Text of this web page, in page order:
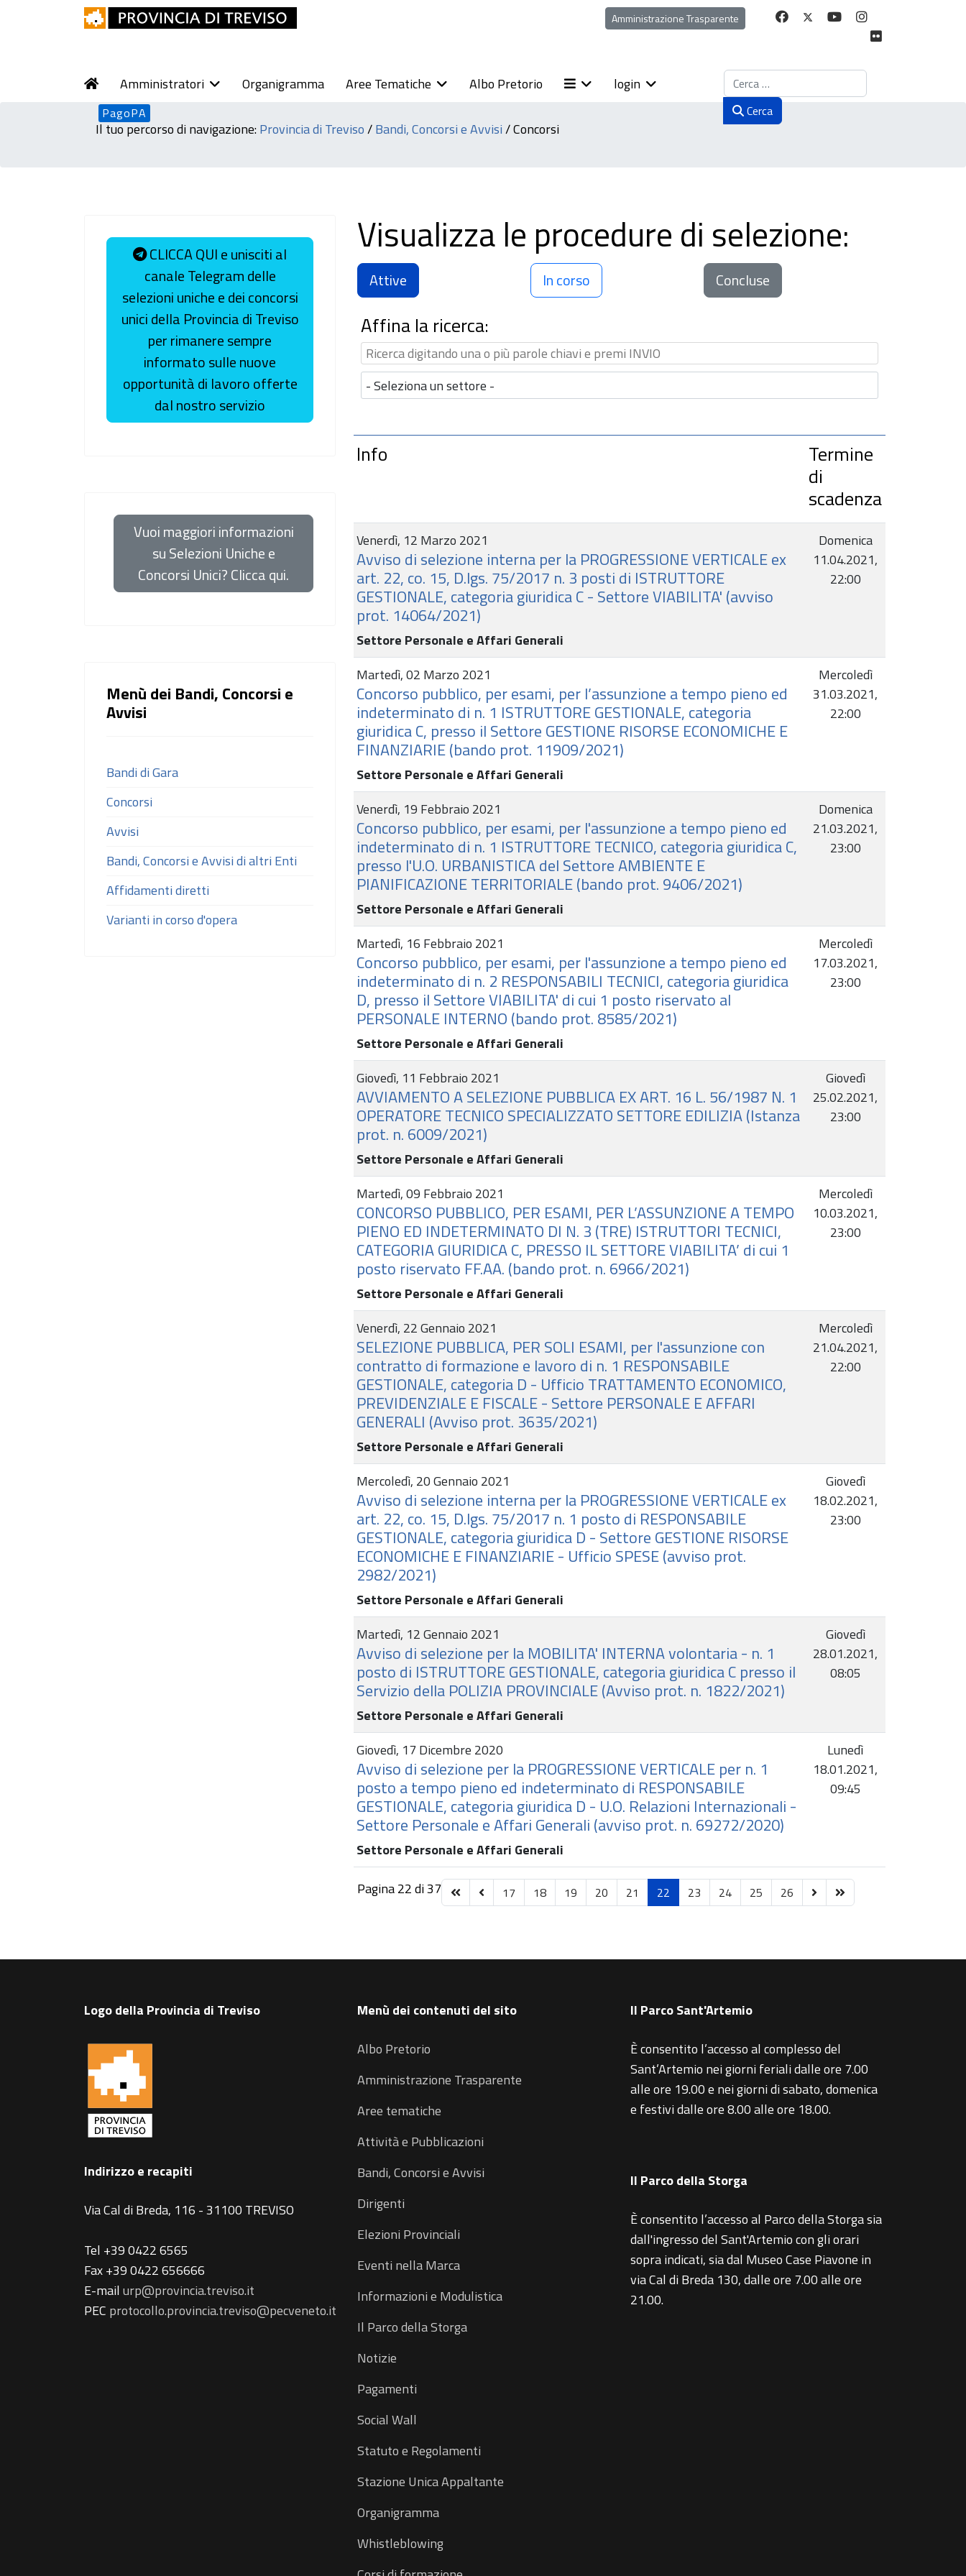
Amministrazione Trasparente
Amministratori Organigramma Aree Tematiche Albo Pretorio login
PagoPA
Cerca
Cerca
Il tuo percorso di navigazione:Provincia di Treviso/Bandi, Concorsi e Avvisi/Concorsi
CLICCA QUI e unisciti al
canale Telegram delle
selezioni uniche e dei concorsi
unici della Provincia di Treviso
per rimanere sempre
informato sulle nuove
opportunità di lavoro offerte
dal nostro servizio
Vuoi maggiori informazioni
su Selezioni Uniche e
Concorsi Unici? Clicca qui.
Menù dei Bandi, Concorsi e
Avvisi
Bandi di Gara
Concorsi
Avvisi
Bandi, Concorsi e Avvisi di altri Enti
Affidamenti diretti
Varianti in corso d'opera
Visualizza le procedure di selezione:
Attive In corso Concluse
Affina la ricerca:
Info Termine
di
scadenza
Venerdì, 12 Marzo 2021
Avviso di selezione interna per la PROGRESSIONE VERTICALE ex
art. 22, co. 15, D.lgs. 75/2017 n. 3 posti di ISTRUTTORE
GESTIONALE, categoria giuridica C - Settore VIABILITA' (avviso
prot. 14064/2021)
Settore Personale e Affari Generali
Domenica
11.04.2021,
22:00
Martedì, 02 Marzo 2021
Concorso pubblico, per esami, per l’assunzione a tempo pieno ed
indeterminato di n. 1 ISTRUTTORE GESTIONALE, categoria
giuridica C, presso il Settore GESTIONE RISORSE ECONOMICHE E
FINANZIARIE (bando prot. 11909/2021)
Settore Personale e Affari Generali
Mercoledì
31.03.2021,
22:00
Venerdì, 19 Febbraio 2021
Concorso pubblico, per esami, per l'assunzione a tempo pieno ed
indeterminato di n. 1 ISTRUTTORE TECNICO, categoria giuridica C,
presso l'U.O. URBANISTICA del Settore AMBIENTE E
PIANIFICAZIONE TERRITORIALE (bando prot. 9406/2021)
Settore Personale e Affari Generali
Domenica
21.03.2021,
23:00
Martedì, 16 Febbraio 2021
Concorso pubblico, per esami, per l'assunzione a tempo pieno ed
indeterminato di n. 2 RESPONSABILI TECNICI, categoria giuridica
D, presso il Settore VIABILITA' di cui 1 posto riservato al
PERSONALE INTERNO (bando prot. 8585/2021)
Settore Personale e Affari Generali
Mercoledì
17.03.2021,
23:00
Giovedì, 11 Febbraio 2021
AVVIAMENTO A SELEZIONE PUBBLICA EX ART. 16 L. 56/1987 N. 1
OPERATORE TECNICO SPECIALIZZATO SETTORE EDILIZIA (Istanza
prot. n. 6009/2021)
Settore Personale e Affari Generali
Giovedì
25.02.2021,
23:00
Martedì, 09 Febbraio 2021
CONCORSO PUBBLICO, PER ESAMI, PER L’ASSUNZIONE A TEMPO
PIENO ED INDETERMINATO DI N. 3 (TRE) ISTRUTTORI TECNICI,
CATEGORIA GIURIDICA C, PRESSO IL SETTORE VIABILITA’ di cui 1
posto riservato FF.AA. (bando prot. n. 6966/2021)
Settore Personale e Affari Generali
Mercoledì
10.03.2021,
23:00
Venerdì, 22 Gennaio 2021
SELEZIONE PUBBLICA, PER SOLI ESAMI, per l'assunzione con
contratto di formazione e lavoro di n. 1 RESPONSABILE
GESTIONALE, categoria D - Ufficio TRATTAMENTO ECONOMICO,
PREVIDENZIALE E FISCALE - Settore PERSONALE E AFFARI
GENERALI (Avviso prot. 3635/2021)
Settore Personale e Affari Generali
Mercoledì
21.04.2021,
22:00
Mercoledì, 20 Gennaio 2021
Avviso di selezione interna per la PROGRESSIONE VERTICALE ex
art. 22, co. 15, D.lgs. 75/2017 n. 1 posto di RESPONSABILE
GESTIONALE, categoria giuridica D - Settore GESTIONE RISORSE
ECONOMICHE E FINANZIARIE - Ufficio SPESE (avviso prot.
2982/2021)
Settore Personale e Affari Generali
Giovedì
18.02.2021,
23:00
Martedì, 12 Gennaio 2021
Avviso di selezione per la MOBILITA' INTERNA volontaria - n. 1
posto di ISTRUTTORE GESTIONALE, categoria giuridica C presso il
Servizio della POLIZIA PROVINCIALE (Avviso prot. n. 1822/2021)
Settore Personale e Affari Generali
Giovedì
28.01.2021,
08:05
Giovedì, 17 Dicembre 2020
Avviso di selezione per la PROGRESSIONE VERTICALE per n. 1
posto a tempo pieno ed indeterminato di RESPONSABILE
GESTIONALE, categoria giuridica D - U.O. Relazioni Internazionali -
Settore Personale e Affari Generali (avviso prot. n. 69272/2020)
Settore Personale e Affari Generali
Lunedì
18.01.2021,
09:45
Pagina 22 di 37 17 18 19 20 21 22 23 24 25 26
Logo della Provincia di Treviso
Indirizzo e recapiti
Via Cal di Breda, 116 - 31100 TREVISO
Tel +39 0422 6565
Fax +39 0422 656666
E-mailurp@provincia.treviso.it
PEC protocollo.provincia.treviso@pecveneto.it
Menù dei contenuti del sito
Albo Pretorio
Amministrazione Trasparente
Aree tematiche
Attività e Pubblicazioni
Bandi, Concorsi e Avvisi
Dirigenti
Elezioni Provinciali
Eventi nella Marca
Informazioni e Modulistica
Il Parco della Storga
Notizie
Pagamenti
Social Wall
Statuto e Regolamenti
Stazione Unica Appaltante
Organigramma
Whistleblowing
Il Parco Sant'Artemio
È consentito l’accesso al complesso del
Sant’Artemio nei giorni feriali dalle ore 7.00
alle ore 19.00 e nei giorni di sabato, domenica
e festivi dalle ore 8.00 alle ore 18.00.
Il Parco della Storga
È consentito l’accesso al Parco della Storga sia
dall'ingresso del Sant'Artemio con gli orari
sopra indicati, sia dal Museo Case Piavone in
via Cal di Breda 130, dalle ore 7.00 alle ore
21.00.